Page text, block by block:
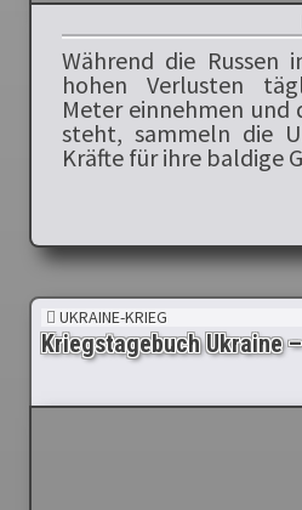
Während die Russen
hohen Verlusten
Meter einnehmen
steht, sammeln die
Kräfte für ihre baldige
UKRAINE-KRIEG
Kriegstagebuch Ukraine